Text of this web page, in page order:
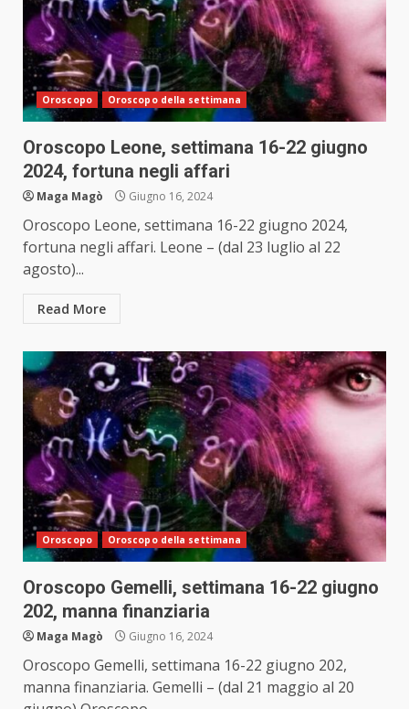
Oroscopo Oroscopo della settimana
Oroscopo Leone, settimana 16-22 giugno
2024, fortuna negli affari
Maga Magò Giugno 16, 2024
Oroscopo Leone, settimana 16-22 giugno 2024,
fortuna negli affari. Leone – (dal 23 luglio al 22
agosto)...
Read More
Oroscopo Oroscopo della settimana
Oroscopo Gemelli, settimana 16-22 giugno
202, manna finanziaria
Maga Magò Giugno 16, 2024
Oroscopo Gemelli, settimana 16-22 giugno 202,
manna finanziaria. Gemelli – (dal 21 maggio al 20